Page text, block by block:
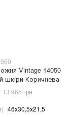
Vintage 14050
шкіри Коричнева
13 965 грн
46х30,5х21,5